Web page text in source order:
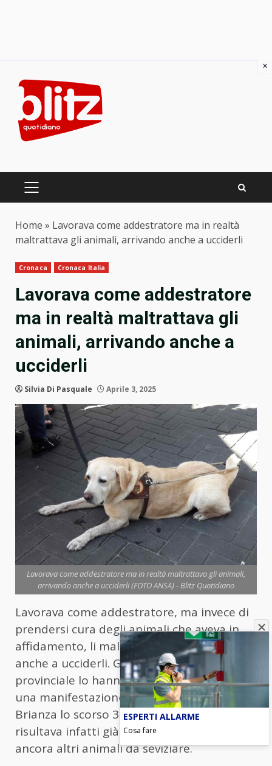
content
PRIMARY
Home » Lavorava come addestratore ma in realtà
maltrattava gli animali, arrivando anche a ucciderli
Cronaca Cronaca Italia
Lavorava come addestratore
ma in realtà maltrattava gli
animali, arrivando anche a
ucciderli
Silvia Di Pasquale Aprile 3, 2025
Lavorava come addestratore ma in realtà maltrattava gli animali,
arrivando anche a ucciderli (FOTO ANSA) - Blitz Quotidiano
Lavorava come addestratore, ma invece di
prendersi cura degli animali che aveva in
affidamento, li maltrattava, arrivando
anche a ucciderli. Gli agenti della polizia
provinciale lo hanno individuato durante
una manifestazione canina svoltasi in
Brianza lo scorso 30 marzo. Il trentenne
risultava infatti già indagato, ma cercava
ancora altri animali da seviziare.
×
ESPERTI ALLARME
Cosa fare